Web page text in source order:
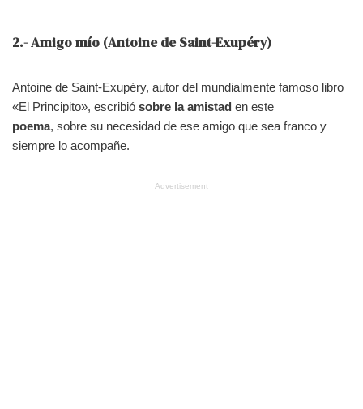
2.- Amigo mío (Antoine de Saint-Exupéry)
Antoine de Saint-Exupéry, autor del mundialmente famoso libro
«El Principito», escribió sobre la amistad en este
poema, sobre su necesidad de ese amigo que sea franco y
siempre lo acompañe.
Advertisement